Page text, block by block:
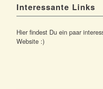
Interessante Links
Hier findest Du ein paar
Website :)